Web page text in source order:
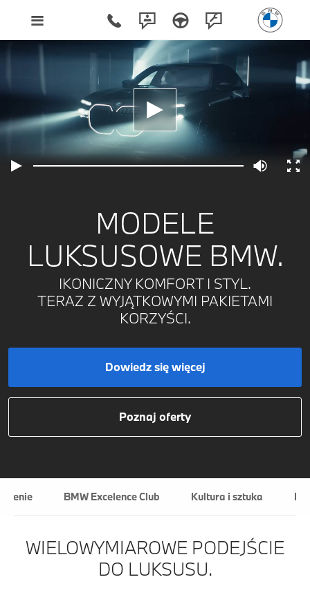
MODELE
LUKSUSOWE BMW.
IKONICZNY KOMFORT I STYL.
TERAZ Z WYJĄTKOWYMI PAKIETAMI
KORZYŚCI.
Dowiedz się więcej
Poznaj oferty
BMW Excelence Club Kultura i sztuka
WIELOWYMIAROWE PODEJŚCIE
DO LUKSUSU.